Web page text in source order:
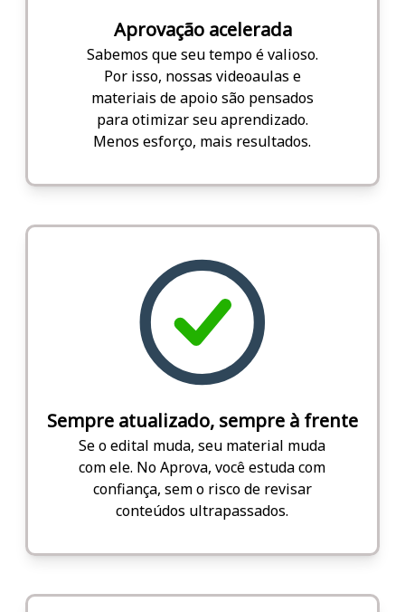
Aprovação acelerada
Sabemos que seu tempo é valioso.
Por isso, nossas videoaulas e
materiais de apoio são pensados
para otimizar seu aprendizado.
Menos esforço, mais resultados.
Sempre atualizado, sempre à frente
Se o edital muda, seu material muda
com ele. No Aprova, você estuda com
confiança, sem o risco de revisar
conteúdos ultrapassados.